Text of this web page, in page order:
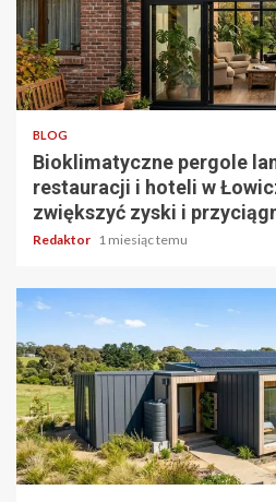
4 min odczytu
BLOG
Bioklimatyczne pergole
restauracji i hoteli w
zwiększyć zyski i
Redaktor 1 miesiąc temu
5 min odczytu